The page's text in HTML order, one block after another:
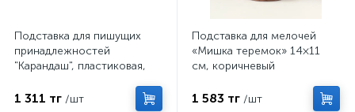
Подставка для пишущих
принадлежностей
"Карандаш", пластиковая,
1 311 тг /шт
Подставка для мелочей
«Мишка теремок» 14×11
см, коричневый
1 583 тг /шт